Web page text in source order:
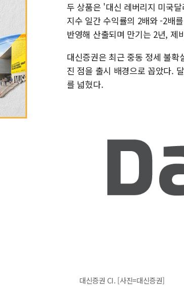
두 상품은 '대신 레버리지 미국
지수 일간 수익률의 2배와 -2배
반영해 산출되며 만기는 2년, 제
대신증권은 최근 중동 정세 불
진 점을 출시 배경으로 꼽았다.
를 넓혔다.
대신증권 CI. [사진=대신증권]